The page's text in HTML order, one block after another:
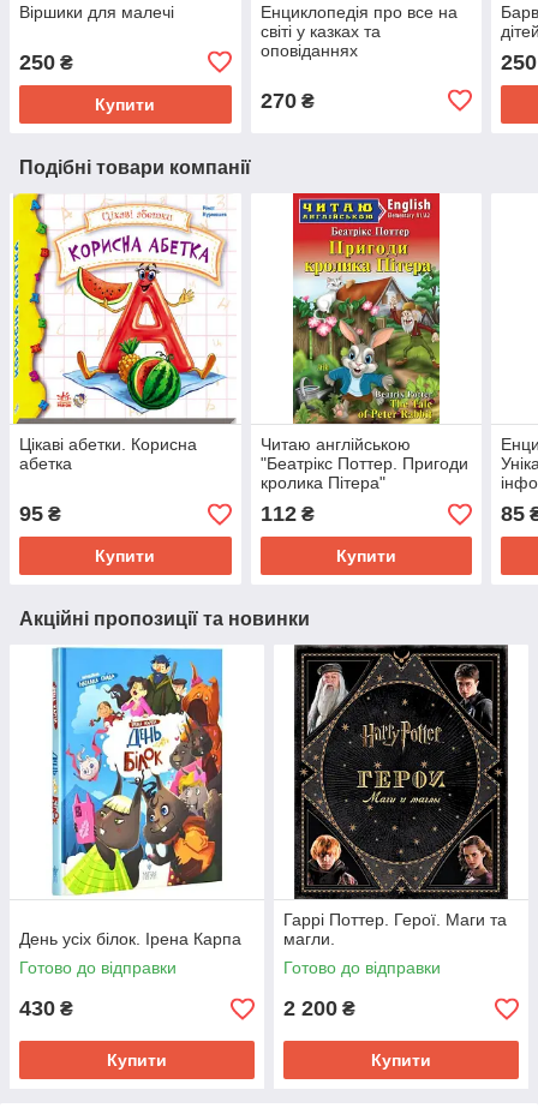
Віршики для малечі
250 ₴
Купити
Енциклопедія про все на
світі у казках та
оповіданнях
270₴
250
Подібні товари компанії
Цікаві абетки. Корисна
абетка
95 ₴
Купити
Читаю англійською
"Беатрікс Поттер. Пригоди
кролика Пітера"
112₴
Купити
85
Акційні пропозиції та новинки
День усіх білок. Ірена Карпа
Готово до відправки
430 ₴
Купити
Гаррі Поттер. Герої. Маги та
магли.
Готово до відправки
2 200 ₴
Купити